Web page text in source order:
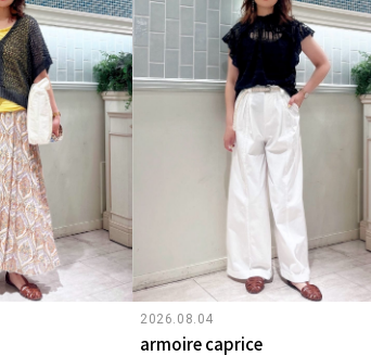
2026.08.04
armoire caprice